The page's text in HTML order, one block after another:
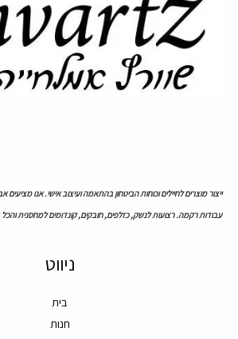
ייצור מוצרים לחיילים וכוחות הביטחון בהתאמה ועיצוב אישי. אנו
עבודות רקמה. רצועות לנשק, כזלפים, חובקים, קונדומים למחסנית והכל
ניווט
בית
חנות